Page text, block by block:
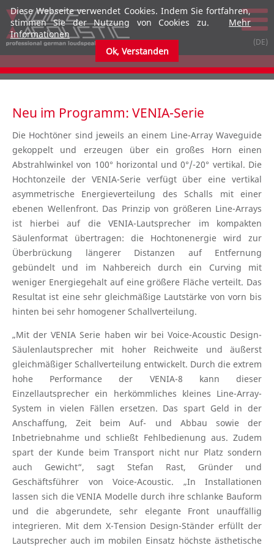
Neu im Programm: VENIA-Serie
Die Hochtöner sind jeweils an einem Line-Array Waveguide
gekoppelt und erzeugen über ein großes Horn einen
Abstrahlwinkel von 100° horizontal und 0°/-20° vertikal. Die
Hochtonzeile der VENIA-Serie verfügt über eine vertikal
asymmetrische Energieverteilung des Schalls mit einer
ebenen Wellenfront. Das Prinzip von größeren Line-Arrays
ist hierbei auf die VENIA-Lautsprecher im kompakten
Säulenformat übertragen: die Hochtonenergie wird zur
Überbrückung längerer Distanzen auf Entfernung
gebündelt und im Nahbereich durch ein Curving mit
weniger Energiegehalt auf eine größere Fläche verteilt. Das
Resultat ist eine sehr gleichmäßige Lautstärke von vorn bis
hinten bei sehr homogener Schallverteilung.
„Mit der VENIA Serie haben wir bei Voice-Acoustic Design-
Säulenlautsprecher mit hoher Reichweite und äußerst
gleichmäßiger Schallverteilung entwickelt. Durch die extrem
hohe Performance der VENIA-8 kann dieser
Einzellautsprecher ein herkömmliches kleines Line-Array-
System in vielen Fällen ersetzen. Das spart Geld in der
Anschaffung, Zeit beim Auf- und Abbau sowie der
Inbetriebnahme und schließt Fehlbedienung aus. Zudem
spart der Kunde beim Transport nicht nur Platz sondern
auch Gewicht“, sagt Stefan Rast, Gründer und
Geschäftsführer von Voice-Acoustic. „In Installationen
lassen sich die VENIA Modelle durch ihre schlanke Bauform
und die abgerundete, sehr elegante Front unauffällig
integrieren. Mit dem X-Tension Design-Ständer erfüllt der
Lautsprecher auch im mobilen Einsatz höchste ästhetische
Diese Webseite verwendet Cookies. Indem Sie fortfahren,
stimmen Sie der Nutzung von Cookies zu.
Mehr
Informationen
Ok, Verstanden